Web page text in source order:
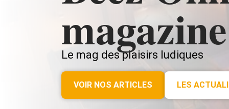
magazine
Le mag des plaisirs ludiques
VOIR NOS ARTICLES LES